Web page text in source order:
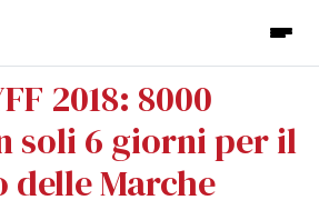
2018: 8000
soli 6 giorni per il
delle Marche